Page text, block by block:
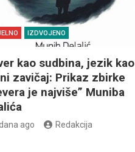
IZDVOJENO
kao sudbina, jezik kao
zavičaj: Prikaz zbirke
je najviše” Muniba
ago Redakcija